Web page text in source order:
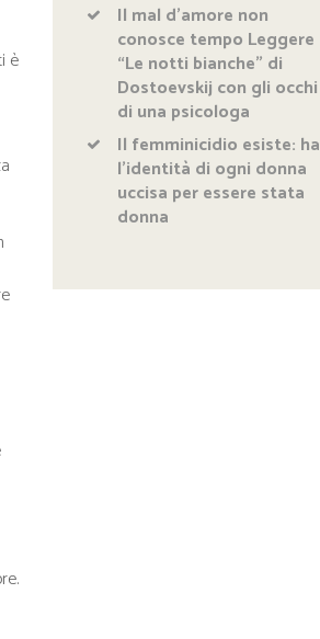
è
Il mal d’amore non
conosce tempo Leggere
“Le notti bianche” di
Dostoevskij con gli occhi
di una psicologa
Il femminicidio esiste: ha
l’identità di ogni donna
uccisa per essere stata
donna